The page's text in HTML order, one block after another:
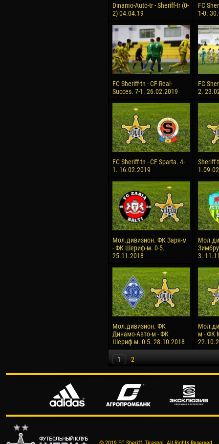
Dinamo-Auto-tr - Sheriff-tr (0-
2) 04.04.19
FC
1-0.
FC Sheriff-tn - CF Real-
Succes. 7-1. 26.02.2019
FC
2.
FC Sheriff-tn - CF Sparta. 4-
1. 16.02.2019
Sheriff-
Мол.дивизион. ФК Заря-м
- ФК Шериф-м. 0-5.
25.11.2018
3.
Мол.дивизион. ФК
Динамо-Авто-м - ФК
Шериф-м. 0-5. 28.10.2018
м - ФК
1 2